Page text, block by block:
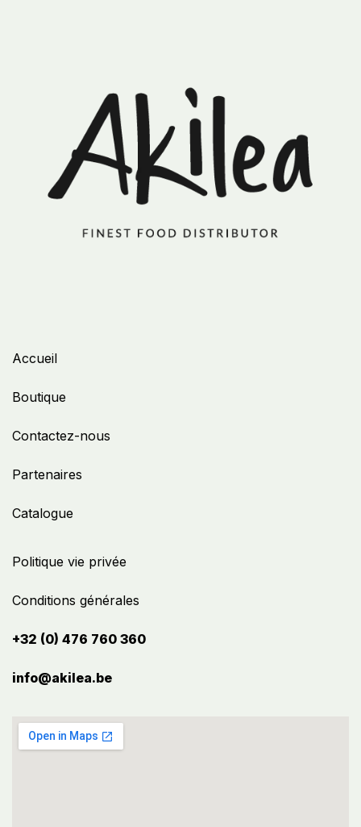
Politique vie privée
Conditions générales
+32 (0) 476 760 360
info@akilea.be​
Accueil
Boutique
Contactez-nous
Partenaires
Catalogue